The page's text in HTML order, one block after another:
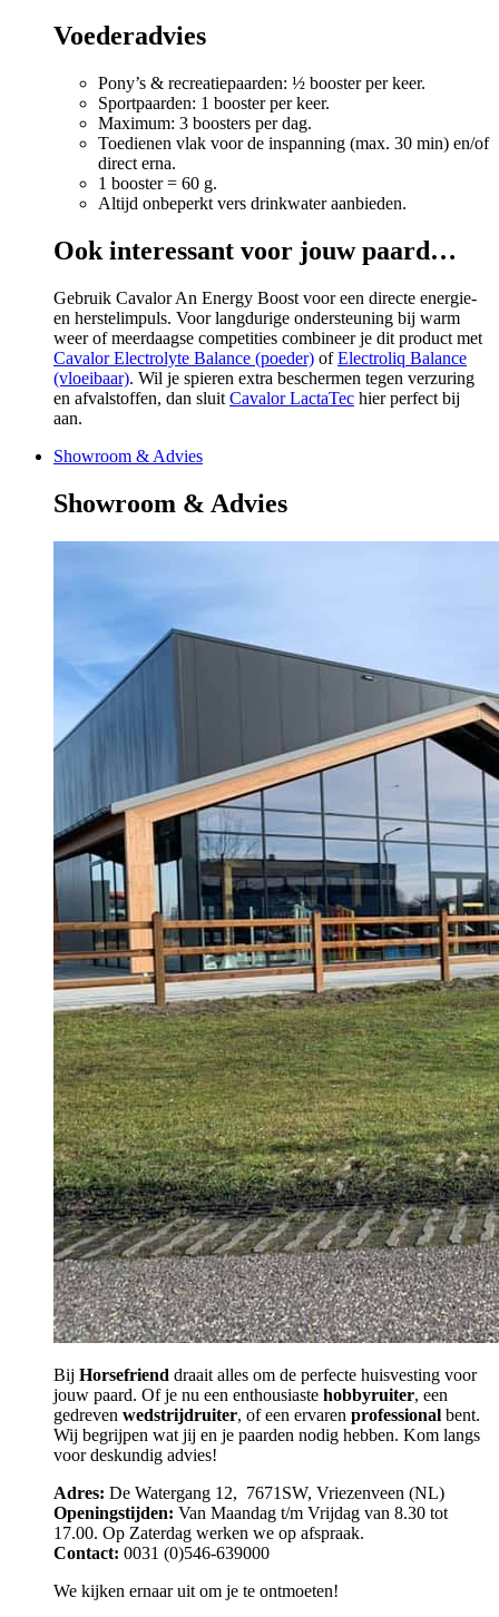
Voederadvies
Pony’s & recreatiepaarden: ½ booster per keer.
Sportpaarden: 1 booster per keer.
Maximum: 3 boosters per dag.
Toedienen vlak voor de inspanning (max. 30 min) en/of
direct erna.
1 booster = 60 g.
Altijd onbeperkt vers drinkwater aanbieden.
Ook interessant voor jouw paard…
Gebruik Cavalor An Energy Boost voor een directe energie-
en herstelimpuls. Voor langdurige ondersteuning bij warm
weer of meerdaagse competities combineer je dit product met
Cavalor Electrolyte Balance (poeder) ofElectroliq Balance
(vloeibaar). Wil je spieren extra beschermen tegen verzuring
en afvalstoffen, dan sluit Cavalor LactaTec hier perfect bij
aan.
Showroom & Advies
Showroom & Advies
Bij Horsefriend draait alles om de perfecte huisvesting voor
jouw paard. Of je nu een enthousiaste hobbyruiter, een
gedreven wedstrijdruiter, of een ervaren professional bent.
Wij begrijpen wat jij en je paarden nodig hebben. Kom langs
voor deskundig advies!
Adres: De Watergang 12, 7671SW, Vriezenveen (NL)
Openingstijden: Van Maandag t/m Vrijdag van 8.30 tot
17.00. Op Zaterdag werken we op afspraak.
Contact: 0031 (0)546-639000
We kijken ernaar uit om je te ontmoeten!